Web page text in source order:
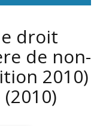
droit
de non-
2010)
(2010)